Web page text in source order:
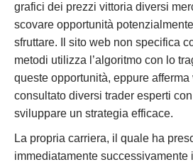
grafici dei prezzi vittoria diversi
scovare opportunità
sfruttare. Il sito web non specifica
metodi utilizza l’algoritmo con lo
queste opportunità, eppure afferma
consultato diversi trader esperti
sviluppare un strategia efficace.
La propria carriera, il quale ha
immediatamente successivamente